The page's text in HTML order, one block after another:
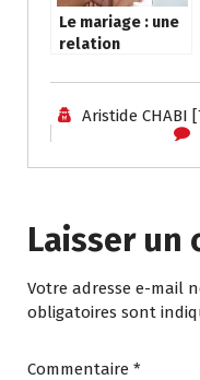
Le mariage : une
relation
Aristide CHABI
Laisser un
Votre adresse e-mail
obligatoires sont
Commentaire *